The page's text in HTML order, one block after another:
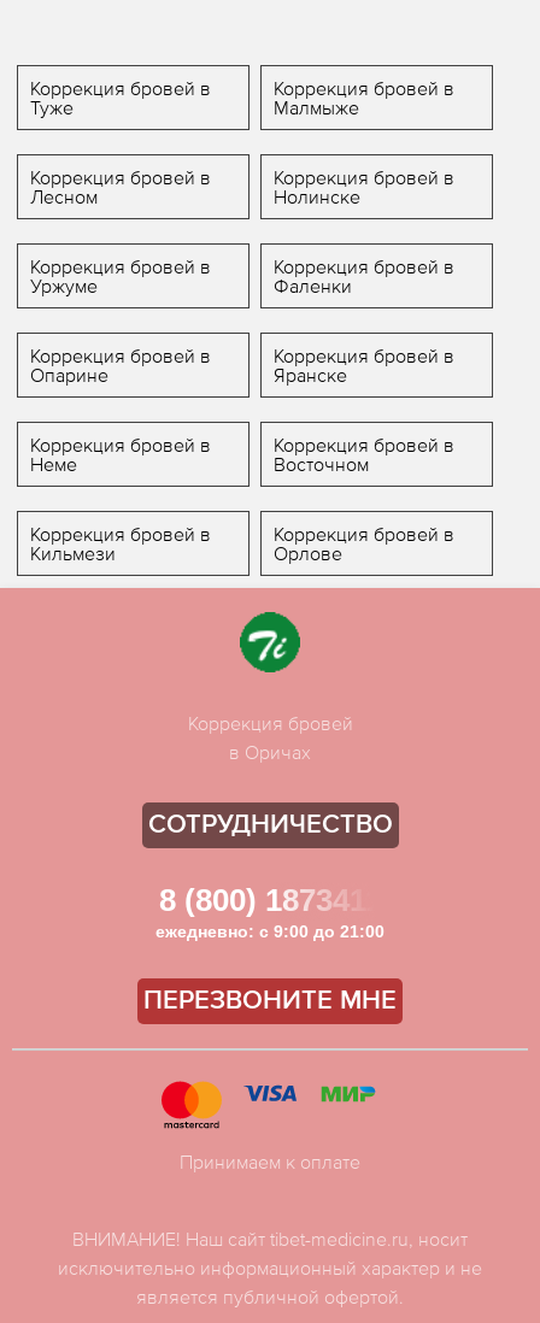
Коррекция бровей в
Туже
Коррекция бровей в
Малмыже
Коррекция бровей в
Лесном
Коррекция бровей в
Нолинске
Коррекция бровей в
Уржуме
Коррекция бровей в
Фаленки
Коррекция бровей в
Опарине
Коррекция бровей в
Яранске
Коррекция бровей в
Неме
Коррекция бровей в
Восточном
Коррекция бровей в
Кильмези
Коррекция бровей в
Орлове
Коррекция бровей
в Оричах
СОТРУДНИЧЕСТВО
8 (800) 1873411
ежедневно: с 9:00 до 21:00
ПЕРЕЗВОНИТЕ МНЕ
ВНИМАНИЕ! Наш сайт tibet-medicine.ru, носит
исключительно информационный характер и не
является публичной офертой.
Принимаем к оплате